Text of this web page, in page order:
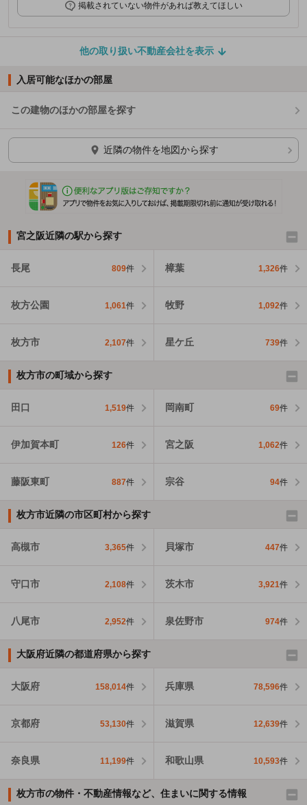
掲載されていない物件があれば教えてほしい
他の取り扱い不動産会社を表示
入居可能なほかの部屋
この建物のほかの部屋を探す
ほかの部屋を検索中…
近隣の物件を地図から探す
宮之阪近隣の駅から探す
長尾 809件 樟葉 1,326件
枚方公園 1,061件 牧野 1,092件
枚方市 2,107件 星ケ丘 739件
枚方市の町域から探す
田口 1,519件 岡南町 69件
伊加賀本町 126件 宮之阪 1,062件
藤阪東町 887件 宗谷 94件
枚方市近隣の市区町村から探す
高槻市 3,365件 貝塚市 447件
守口市 2,108件 茨木市 3,921件
八尾市 2,952件 泉佐野市 974件
大阪府近隣の都道府県から探す
大阪府 158,014件 兵庫県 78,596件
京都府 53,130件 滋賀県 12,639件
奈良県 11,199件 和歌山県 10,593件
枚方市の物件・不動産情報など、住まいに関する情報